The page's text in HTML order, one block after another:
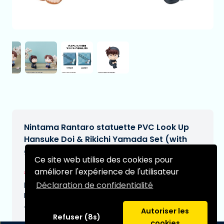
Ce site web utilise des cookies pour
améliorer l'expérience de l'utilisateur
Déclaration de confidentialité
Refuser (8s)
Autoriser les
Nintama Rantaro statuette PVC Look Up
Hansuke Doi & Rikichi Yamada Set (with
gift) 11 cm
€94,99[Sous réserve de modifications]
Date de livraison prévue:
N/A
Type: